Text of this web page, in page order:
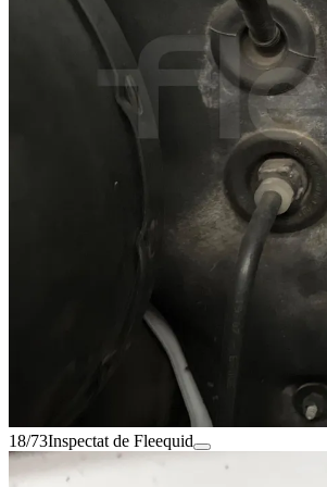
18/73Inspectat de Fleequid